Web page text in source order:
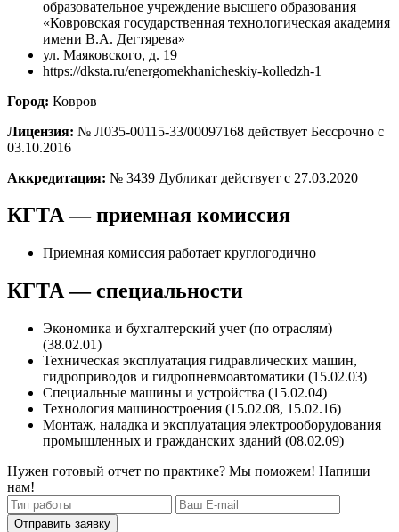
образовательное учреждение высшего образования
«Ковровская государственная технологическая академия
имени В.А. Дегтярева»
ул. Маяковского, д. 19
https://dksta.ru/energomekhanicheskiy-kolledzh-1
Город: Ковров
Лицензия: № Л035-00115-33/00097168 действует Бессрочно с
03.10.2016
Аккредитация: № 3439 Дубликат действует с 27.03.2020
КГТА — приемная комиссия
Приемная комиссия работает круглогодично
КГТА — специальности
Экономика и бухгалтерский учет (по отраслям)
(38.02.01)
Техническая эксплуатация гидравлических машин,
гидроприводов и гидропневмоавтоматики (15.02.03)
Специальные машины и устройства (15.02.04)
Технология машиностроения (15.02.08, 15.02.16)
Монтаж, наладка и эксплуатация электрооборудования
промышленных и гражданских зданий (08.02.09)
Нужен готовый отчет по практике? Мы поможем! Напиши
нам!
Отправить заявку